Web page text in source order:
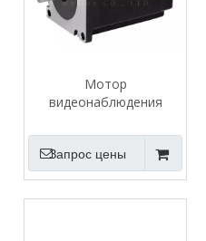
Мотор
видеонаблюдения
Запрос цены